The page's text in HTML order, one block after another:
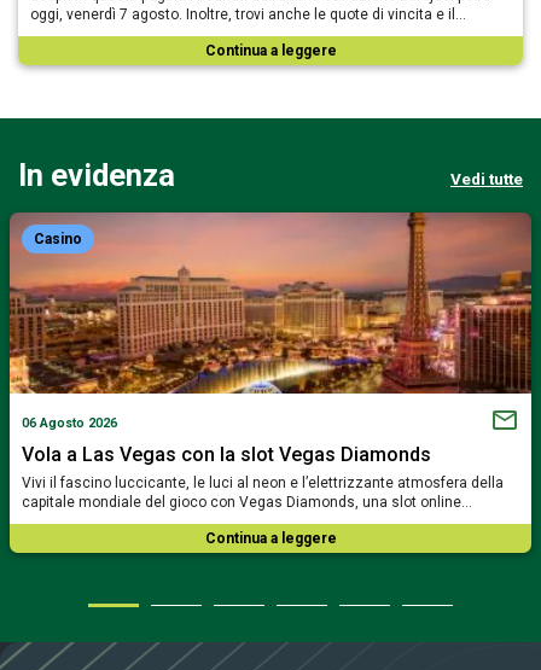
oggi, venerdì 7 agosto. Inoltre, trovi anche le quote di vincita e il…
Continua a leggere
In evidenza Vedi tutte
Casino
06 Agosto 2026
Vola a Las Vegas con la slot Vegas Diamonds
Vivi il fascino luccicante, le luci al neon e l’elettrizzante atmosfera della
capitale mondiale del gioco con Vegas Diamonds, una slot online…
Continua a leggere